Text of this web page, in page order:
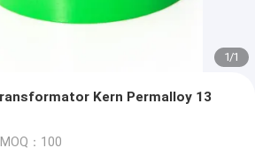
1/1
Kern Permalloy 13
MOQ：100